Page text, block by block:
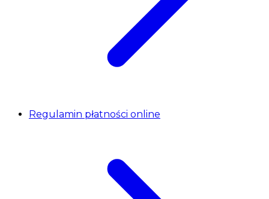
Regulamin płatności online